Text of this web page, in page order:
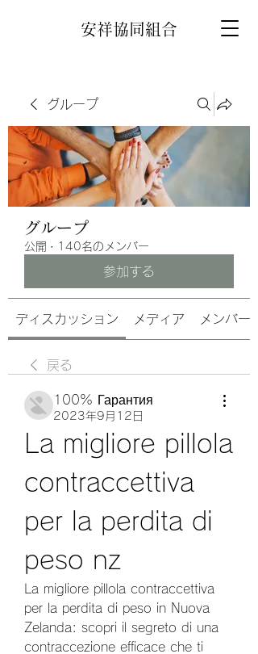
安祥協同組合
グループ
グループ
公開 · 140名のメンバー
参加する
ディスカッション メディア メンバー
戻る
100% Гарантия
2023年9月12日
La migliore pillola
contraccettiva
per la perdita di
peso nz
La migliore pillola contraccettiva
per la perdita di peso in Nuova
Zelanda: scopri il segreto di una
contraccezione efficace che ti